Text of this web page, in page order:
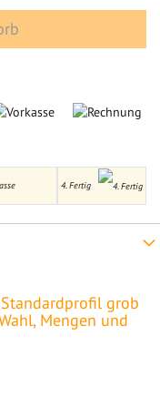
4. Fertig
grob
Mengen und